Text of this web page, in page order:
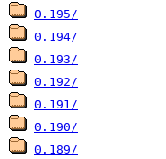
0.195/
0.194/
0.193/
0.192/
0.191/
0.190/
0.189/